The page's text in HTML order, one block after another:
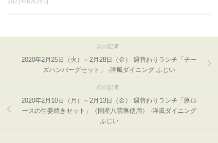
2021年6月28日
次の記事
2020年2月25日（火）～2月28日（金） 週替わりランチ「チー
ズハンバーグセット」 -洋風ダイニング ふじい
前の記事
2020年2月10日（月）～2月13日（金） 週替わりランチ「豚ロ
ースの生姜焼きセット」（国産八雲豚使用） -洋風ダイニング
ふじい